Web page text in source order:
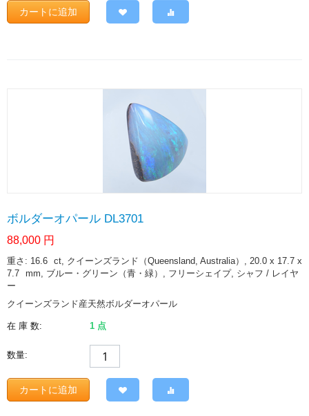
カートに追加
ボルダーオパール DL3701
88,000 円
重さ: 16.6 ct, クイーンズランド（Queensland, Australia）, 20.0 x 17.7 x
7.7 mm, ブルー・グリーン（青・緑）, フリーシェイプ, シャフ / レイヤ
ー
クイーンズランド産天然ボルダーオパール
在 庫 数: 1 点
数量:
カートに追加